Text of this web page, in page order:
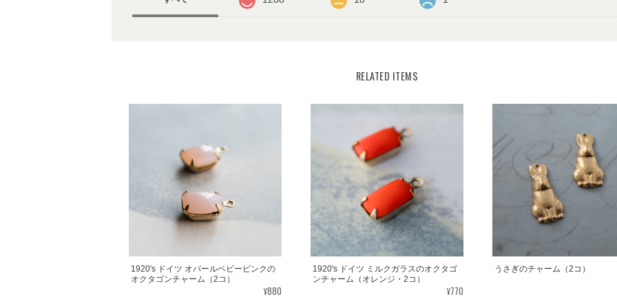
RELATED ITEMS
1920's ドイツ オパールベビーピンクの
オクタゴンチャーム（2コ）
¥880
1920's ドイツ ミルクガラスのオクタゴ
ンチャーム（オレンジ・2コ）
¥770
うさぎのチャーム（2コ）